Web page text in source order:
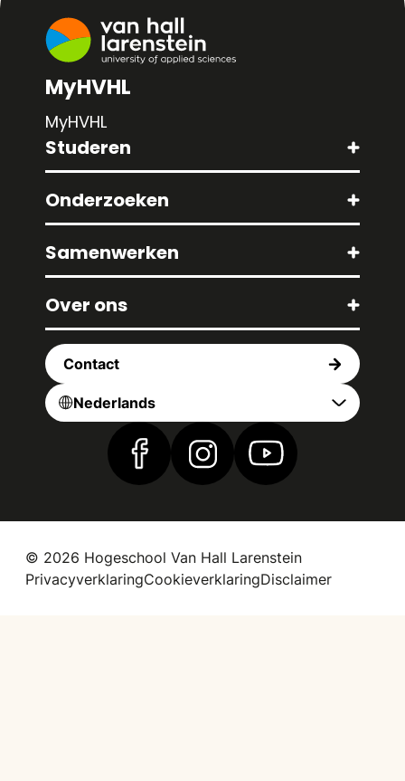
MyHVHL
MyHVHL
Studeren
Onderzoeken
Samenwerken
Over ons
Contact
Nederlands
Vind ons op Facebook
Vind ons op Instagram
Vind ons op
© 2026 Hogeschool Van Hall Larenstein
PrivacyverklaringCookieverklaringDisclaimer